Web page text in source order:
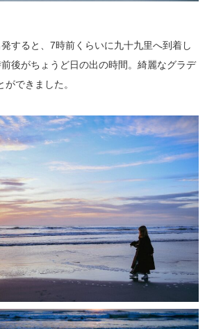
すると、7時前くらいに九十九里へ到着し
後がちょうど日の出の時間。綺麗なグラデ
できました。